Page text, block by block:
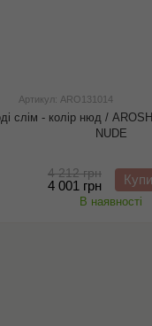
Артикул: ARO131014
слім - колір нюд /
NUDE
4 212 грн
4 001 грн
В наявності